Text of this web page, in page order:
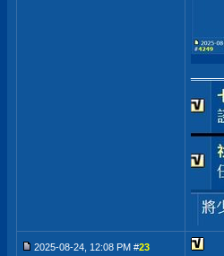
2025-08-24, 12:08 PM #23